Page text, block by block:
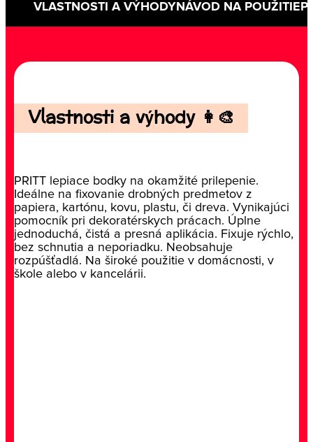
VLASTNOSTI A VÝHODYNÁVOD NA POUŽITIE
Vlastnosti a výhody 👩‍🎨
PRITT lepiace bodky na okamžité prilepenie.
Ideálne na fixovanie drobných predmetov z
papiera, kartónu, kovu, plastu, či dreva. Vynikajúci
pomocník pri dekoratérskych prácach. Úplne
jednoduchá, čistá a presná aplikácia. Fixuje rýchlo,
bez schnutia a neporiadku. Neobsahuje
rozpúšťadlá. Na široké použitie v domácnosti, v
škole alebo v kancelárii.